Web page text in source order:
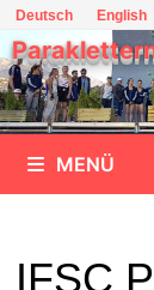
Zum
Inhalt
springen
Deutsch English
MENÜ
IFSC